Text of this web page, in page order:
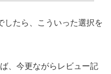
したら、こういった選択を
、今更ながらレビュー記